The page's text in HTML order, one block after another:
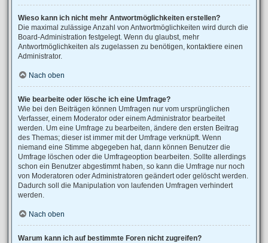
Wieso kann ich nicht mehr Antwortmöglichkeiten erstellen?
Die maximal zulässige Anzahl von Antwortmöglichkeiten wird durch die
Board-Administration festgelegt. Wenn du glaubst, mehr
Antwortmöglichkeiten als zugelassen zu benötigen, kontaktiere einen
Administrator.
Nach oben
Wie bearbeite oder lösche ich eine Umfrage?
Wie bei den Beiträgen können Umfragen nur vom ursprünglichen
Verfasser, einem Moderator oder einem Administrator bearbeitet
werden. Um eine Umfrage zu bearbeiten, ändere den ersten Beitrag
des Themas; dieser ist immer mit der Umfrage verknüpft. Wenn
niemand eine Stimme abgegeben hat, dann können Benutzer die
Umfrage löschen oder die Umfrageoption bearbeiten. Sollte allerdings
schon ein Benutzer abgestimmt haben, so kann die Umfrage nur noch
von Moderatoren oder Administratoren geändert oder gelöscht werden.
Dadurch soll die Manipulation von laufenden Umfragen verhindert
werden.
Nach oben
Warum kann ich auf bestimmte Foren nicht zugreifen?